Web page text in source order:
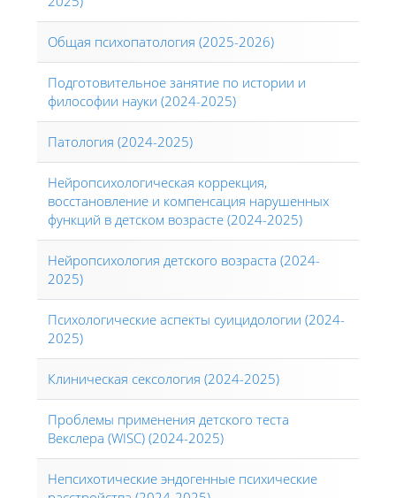
Общая психопатология (2025-2026)
Подготовительное занятие по истории и
философии науки (2024-2025)
Патология (2024-2025)
Нейропсихологическая коррекция,
восстановление и компенсация нарушенных
функций в детском возрасте (2024-2025)
Нейропсихология детского возраста (2024-
2025)
Психологические аспекты суицидологии (2024-
2025)
Клиническая сексология (2024-2025)
Проблемы применения детского теста
Векслера (WISС) (2024-2025)
Непсихотические эндогенные психические